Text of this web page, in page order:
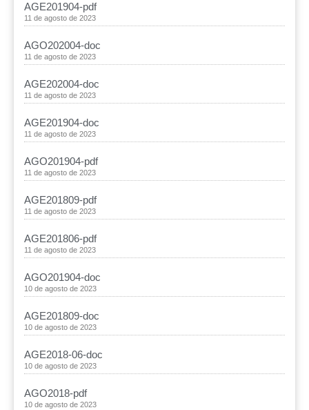
AGE201904-pdf
11 de agosto de 2023
AGO202004-doc
11 de agosto de 2023
AGE202004-doc
11 de agosto de 2023
AGE201904-doc
11 de agosto de 2023
AGO201904-pdf
11 de agosto de 2023
AGE201809-pdf
11 de agosto de 2023
AGE201806-pdf
11 de agosto de 2023
AGO201904-doc
10 de agosto de 2023
AGE201809-doc
10 de agosto de 2023
AGE2018-06-doc
10 de agosto de 2023
AGO2018-pdf
10 de agosto de 2023